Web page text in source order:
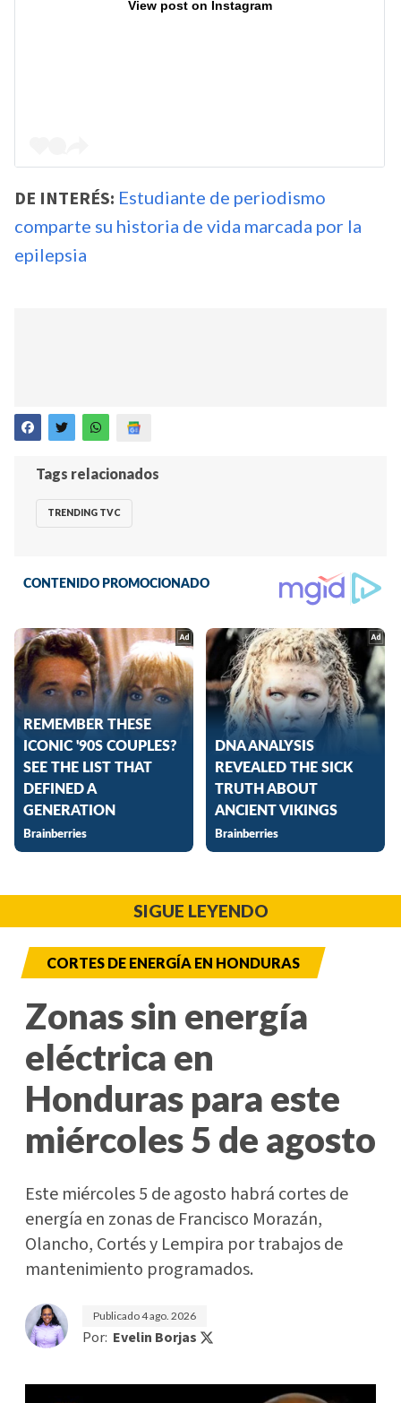
View post on Instagram
DE INTERÉS: Estudiante de periodismo
comparte su historia de vida marcada por la
epilepsia
Tags relacionados
TRENDING TVC
SIGUE LEYENDO
CORTES DE ENERGÍA EN HONDURAS
Zonas sin energía
eléctrica en
Honduras para este
miércoles 5 de agosto
Este miércoles 5 de agosto habrá cortes de
energía en zonas de Francisco Morazán,
Olancho, Cortés y Lempira por trabajos de
mantenimiento programados.
Publicado4 ago. 2026
Por: Evelin Borjas